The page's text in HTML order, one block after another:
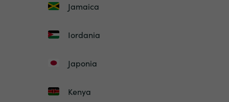
Jamaica
Iordania
Japonia
Kenya